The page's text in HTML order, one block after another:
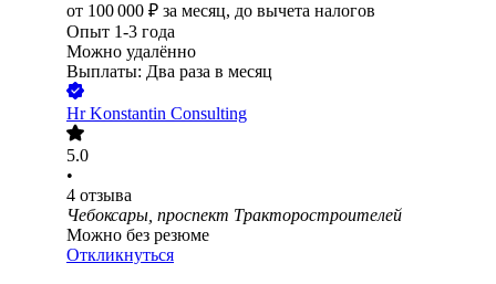
от 100 000 ₽ за месяц, до вычета налогов
Опыт 1-3 года
Можно удалённо
Выплаты: Два раза в месяц
Hr Konstantin Consulting
5.0
•
4 отзыва
Чебоксары, проспект Тракторостроителей
Можно без резюме
Откликнуться